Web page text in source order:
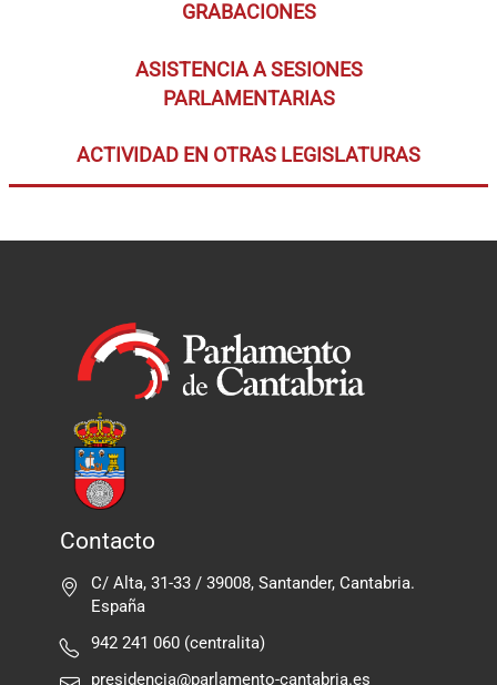
GRABACIONES
ASISTENCIA A SESIONES
PARLAMENTARIAS
ACTIVIDAD EN OTRAS LEGISLATURAS
Contacto
C/ Alta, 31-33 / 39008, Santander, Cantabria.
España
942 241 060 (centralita)
presidencia@parlamento-cantabria.es